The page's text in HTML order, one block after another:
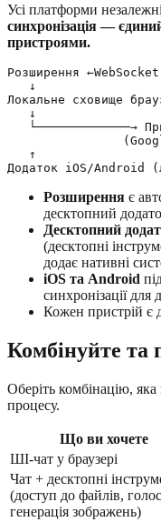
Усі платформи
синхронізація —
пристроями.
Розширення
↓
Локальне сховище
↓
└─────────────→
   ↑
Розширення є
десктопний
Десктопний
(десктопні
додає нативні
iOS та Android
синхронізації для
Кожен пристрій є
Комбінуйте та
Оберіть комбінацію,
процесу.
Що ви хочете
ШІ-чат у браузері
Чат + десктопні
(доступ до файлів,
генерація зображень)